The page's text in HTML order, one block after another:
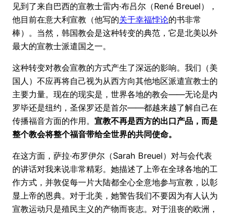
见到了来自巴西的宣教士雷内·布吕尔（René Breuel），
他目前在意大利宣教（他写的关于幸福悖论的书非常
棒）。当然，韩国教会是这种转变的典范，它是北美以外
最大的宣教士派遣国之一。
这种转变对教会宣教的方式产生了深远的影响。我们（美
国人）不应再将自己视为从西方向其他地区派遣宣教士的
主要力量。现在的现实是，世界各地的教会——无论是内
罗毕还是纽约，圣保罗还是首尔——都越来越了解自己在
传播福音方面的作用。 宣教不再是西方的出口产品，而是
整个教会将整个福音带给全世界的共同使命。
在这方面，萨拉·布罗伊尔（Sarah Breuel）对与会代表
的讲话对我来说非常精彩。她描述了上帝在全球各地的工
作方式，并敦促每一片大陆都全心全意地参与宣教，以彰
显上帝的恩典。对于北美，她警告我们不要因为有人认为
宣教运动只是殖民主义的产物而丧志。对于沮丧的欧洲，